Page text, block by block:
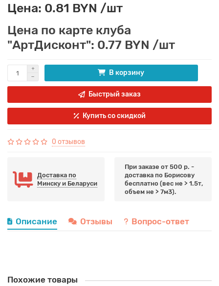
Цена: 0.81 BYN /шт
Цена по карте клуба
"АртДисконт": 0.77 BYN /шт
В корзину
Быстрый заказ
Купить со скидкой
0 отзывов
Доставка по
Минску и Беларуси
При заказе от 500 р. -
доставка по Борисову
бесплатно (вес не > 1.5т,
объем не > 7м3).
Описание Отзывы Вопрос-ответ
Похожие товары